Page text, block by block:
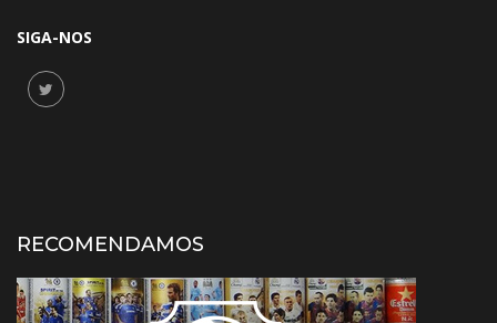
SIGA-NOS
RECOMENDAMOS